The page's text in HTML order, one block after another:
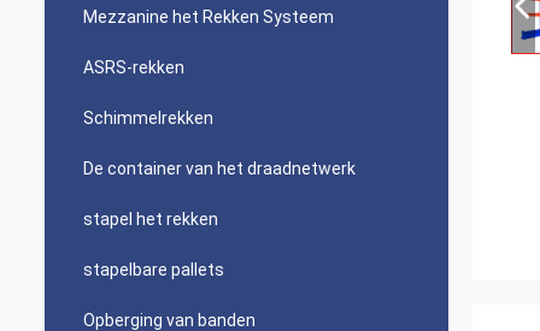
Mezzanine het Rekken Systeem
ASRS-rekken
Schimmelrekken
De container van het draadnetwerk
stapel het rekken
stapelbare pallets
Opberging van banden